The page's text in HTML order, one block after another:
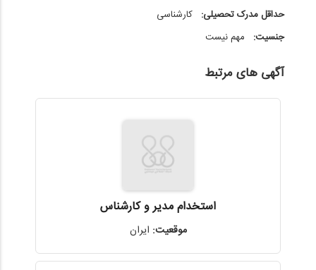
حداقل مدرک تحصیلی: کارشناسی
جنسیت:
مهم نیست
آگهی های مرتبط
استخدام مدیر و کارشناس
موقعیت: ایران